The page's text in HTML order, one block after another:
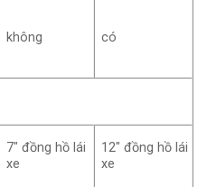
không có
7″ đồng hồ lái
xe
12″ đồng hồ lái
xe